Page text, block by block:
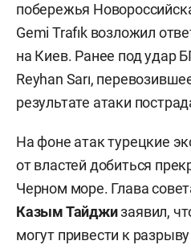
побережья
Gemi Trafık возложил
на Киев. Ранее под удар
Reyhan Sarı,
результате атаки
На фоне атак турецкие
от властей добиться
Черном море. Глава
Казым Тайджизаявил,
могут привести к